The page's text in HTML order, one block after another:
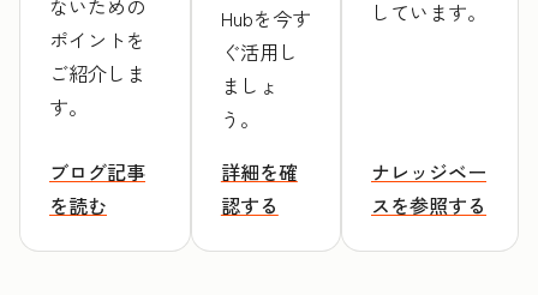
ないための
ポイントを
ご紹介しま
す。
ブログ記事
を読む
Hubを今す
ぐ活用し
ましょ
う。
詳細を確
認する
しています。
ナレッジベー
スを参照する